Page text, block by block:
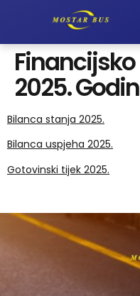
2025.
Bilanca stanja 2025.
Bilanca uspjeha 2025.
Gotovinski tijek 2025.